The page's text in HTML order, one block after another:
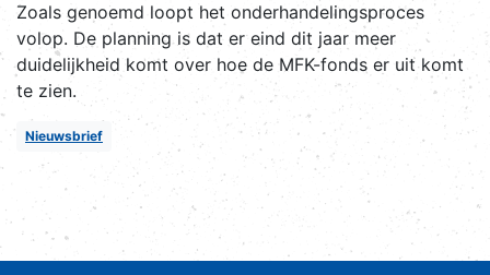
Zoals genoemd loopt het onderhandelingsproces
volop. De planning is dat er eind dit jaar meer
duidelijkheid komt over hoe de MFK-fonds er uit komt
te zien.
Nieuwsbrief